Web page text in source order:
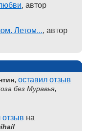
, автор
Летом..., автор
, оставил отзыв
без Муравья,
отзыв на